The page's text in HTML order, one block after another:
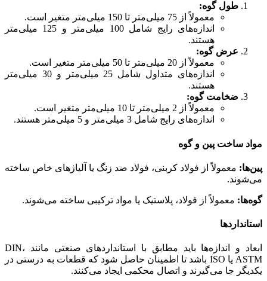
طول گوه:
معمولاً از 75 میلی‌متر تا 150 میلی‌متر متغیر است.
اندازه‌های رایج شامل 100 میلی‌متر و 125 میلی‌متر
هستند.
عرض گوه:
معمولاً از 20 میلی‌متر تا 50 میلی‌متر متغیر است.
اندازه‌های متداول شامل 25 میلی‌متر و 30 میلی‌متر
هستند.
ضخامت گوه:
معمولاً از 2 میلی‌متر تا 10 میلی‌متر متغیر است.
اندازه‌های رایج شامل 3 میلی‌متر و 5 میلی‌متر هستند.
مواد ساخت پین و گوه
پین‌ها: معمولاً از فولاد کربنی، فولاد ضد زنگ یا آلیاژهای خاص ساخته
می‌شوند.
گوه‌ها: معمولاً از فولاد، پلاستیک یا مواد ترکیبی ساخته می‌شوند.
استانداردها
ابعاد و اندازه‌ها باید مطابق با استانداردهای صنعتی مانند DIN،
ASTM یا ISO باشد تا اطمینان حاصل شود که قطعات به درستی در
یکدیگر جا می‌گیرند و اتصال محکمی ایجاد می‌کنند.